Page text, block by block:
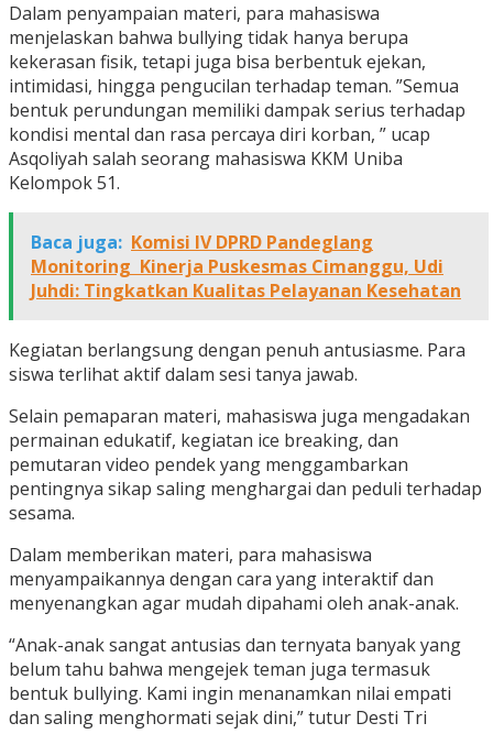
Dalam penyampaian materi, para mahasiswa
menjelaskan bahwa bullying tidak hanya berupa
kekerasan fisik, tetapi juga bisa berbentuk ejekan,
intimidasi, hingga pengucilan terhadap teman. ”Semua
bentuk perundungan memiliki dampak serius terhadap
kondisi mental dan rasa percaya diri korban, ” ucap
Asqoliyah salah seorang mahasiswa KKM Uniba
Kelompok 51.
Baca juga: Komisi IV DPRD Pandeglang
Monitoring Kinerja Puskesmas Cimanggu, Udi
Juhdi: Tingkatkan Kualitas Pelayanan Kesehatan
Kegiatan berlangsung dengan penuh antusiasme. Para
siswa terlihat aktif dalam sesi tanya jawab.
Selain pemaparan materi, mahasiswa juga mengadakan
permainan edukatif, kegiatan ice breaking, dan
pemutaran video pendek yang menggambarkan
pentingnya sikap saling menghargai dan peduli terhadap
sesama.
Dalam memberikan materi, para mahasiswa
menyampaikannya dengan cara yang interaktif dan
menyenangkan agar mudah dipahami oleh anak-anak.
“Anak-anak sangat antusias dan ternyata banyak yang
belum tahu bahwa mengejek teman juga termasuk
bentuk bullying. Kami ingin menanamkan nilai empati
dan saling menghormati sejak dini,” tutur Desti Tri